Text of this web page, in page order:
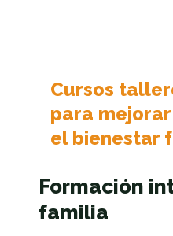
Cursos
para
el bienestar
Formación
familia